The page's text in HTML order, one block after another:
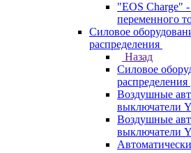
"EOS Charge"
переменного
Силовое
распределения
Назад
Силовое
распределения
Воздушные
выключатели
Воздушные
выключатели